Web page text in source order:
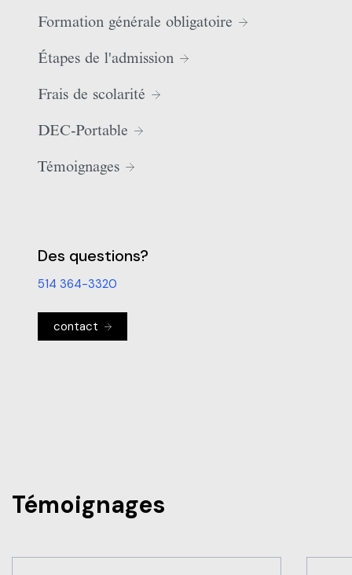
Formation générale obligatoire
Étapes de l'admission
Frais de scolarité
DEC-Portable
Témoignages
Des questions?
514 364-3320
contact
Témoignages